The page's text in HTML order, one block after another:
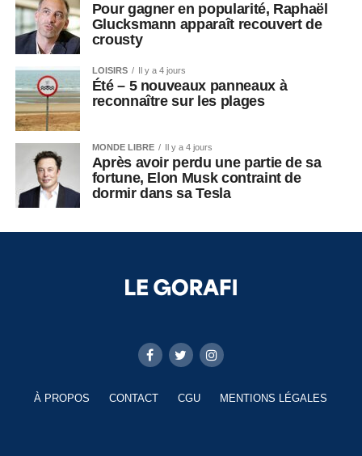
Pour gagner en popularité, Raphaël
Glucksmann apparaît recouvert de
crousty
LOISIRS Il y a 4 jours
Été – 5 nouveaux panneaux à
reconnaître sur les plages
MONDE LIBRE Il y a 4 jours
Après avoir perdu une partie de sa
fortune, Elon Musk contraint de
dormir dans sa Tesla
À PROPOS CONTACT CGU MENTIONS LÉGALES